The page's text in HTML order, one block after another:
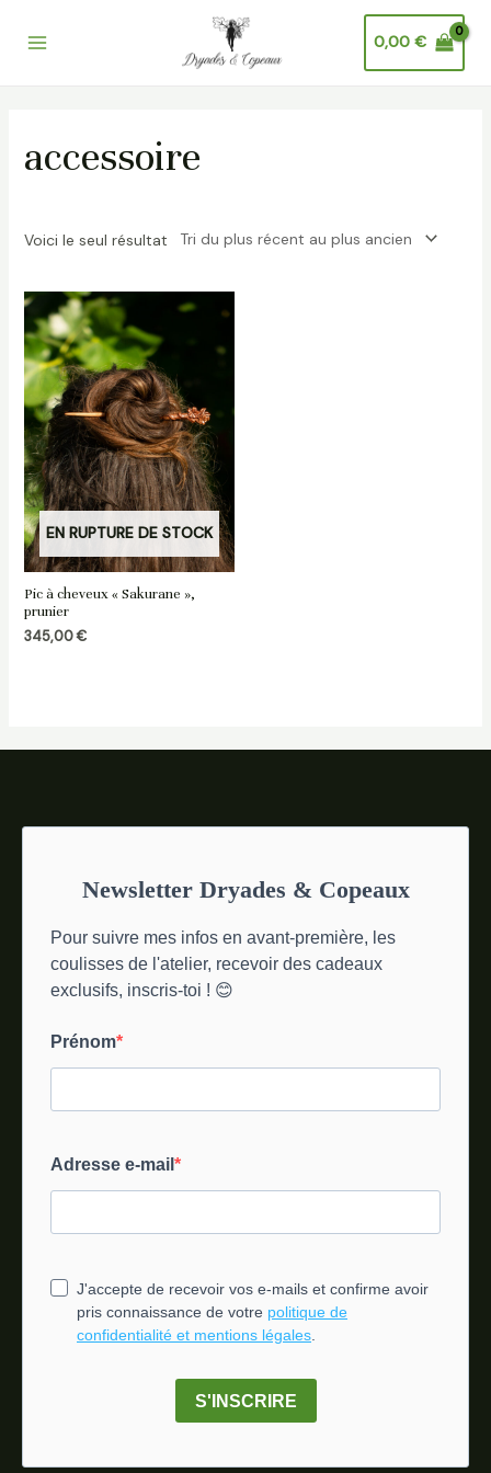
Menu
0,00€
accessoire
Voici le seul résultat
EN RUPTURE DE STOCK
Pic à cheveux « Sakurane »,
prunier
345,00€